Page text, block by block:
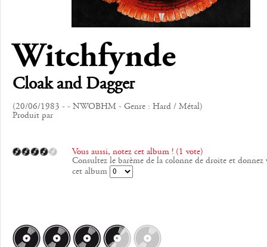
Witchfynde
Cloak and Dagger
(20/06/1983 - - NWOBHM - Genre : Hard / Métal)
Produit par
Vous aussi, notez cet album ! (1 vote)
Consultez le barème de la colonne de droite et donnez
cet album